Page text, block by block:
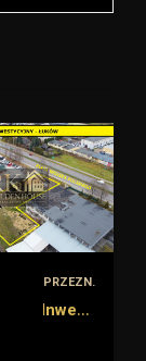
PRZEZN.
I
nwestycyjna